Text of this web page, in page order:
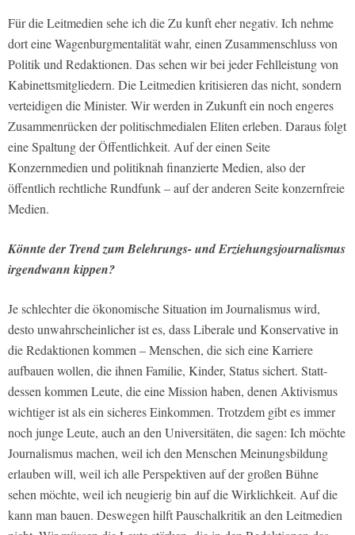
Für die Leitmedien sehe ich die Zu­ kunft eher negativ. Ich nehme
dort eine Wagenburgmentalität wahr, einen Zusammenschluss von
Politik und Redaktionen. Das sehen wir bei jeder Fehlleistung von
Kabinettsmitgliedern. Die Leitmedien kritisieren das nicht, sondern
verteidigen die Minister. Wir werden in Zukunft ein noch engeres
Zu­sammenrücken der politisch­medialen Eliten erleben. Daraus folgt
eine Spal­tung der Öffentlichkeit. Auf der einen Seite
Konzernmedien und politiknah finanzierte Medien, also der
öffentlich­ rechtliche Rundfunk – auf der anderen Seite konzernfreie
Medien.
Könnte der Trend zum Belehrungs- und Erziehungsjournalismus
irgendwann kippen?
Je schlechter die ökonomische Situa­tion im Journalismus wird,
desto un­wahrscheinlicher ist es, dass Liberale und Konservative in
die Redaktionen kommen – Menschen, die sich eine Karriere
aufbauen wollen, die ihnen Familie, Kinder, Status sichert. Statt­
dessen kommen Leute, die eine Mission haben, denen Aktivismus
wichtiger ist als ein sicheres Einkommen. Trotzdem gibt es immer
noch junge Leute, auch an den Universitäten, die sagen: Ich möchte
Journalismus machen, weil ich den Menschen Meinungsbildung
erlau­ben will, weil ich alle Perspektiven auf der großen Bühne
sehen möchte, weil ich neugierig bin auf die Wirklichkeit. Auf die
kann man bauen. Deswegen hilft Pauschalkritik an den Leitmedien